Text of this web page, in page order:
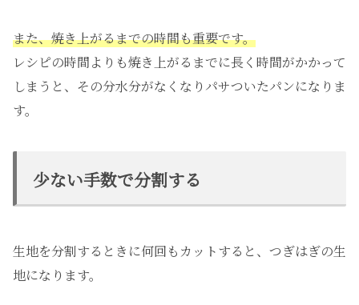
また、焼き上がるまでの時間も重要です。
レシピの時間よりも焼き上がるまでに長く時間がかかって
しまうと、その分水分がなくなりパサついたパンになりま
す。
少ない手数で分割する
生地を分割するときに何回もカットすると、つぎはぎの生
地になります。